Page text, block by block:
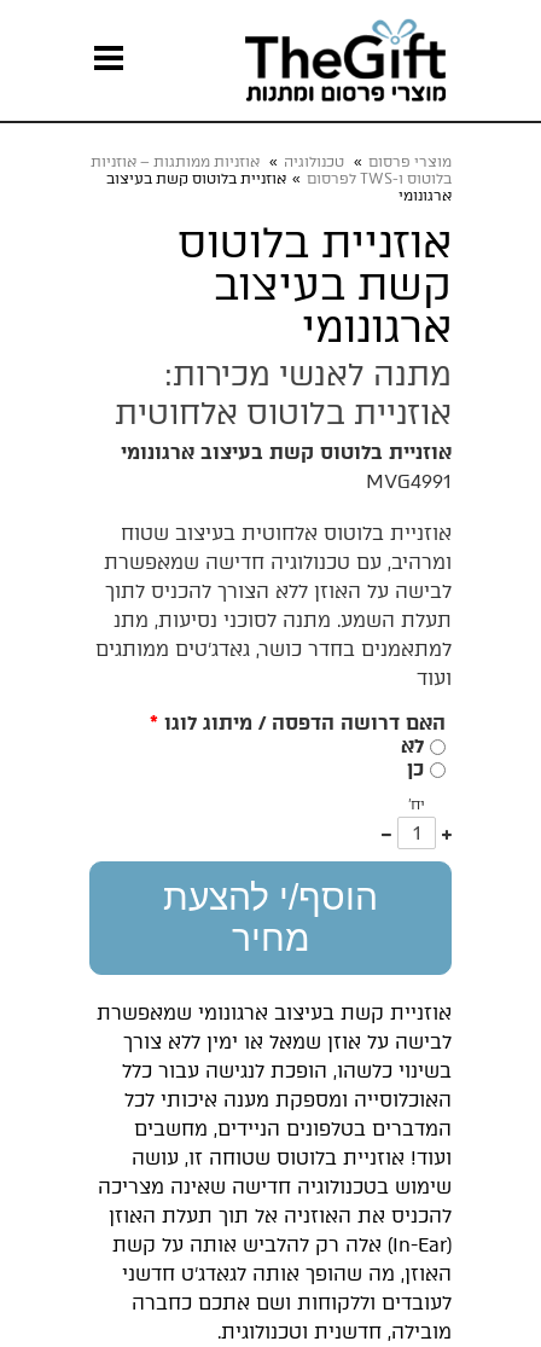
מוצרי פרסום » טכנולוגיה » אוזניות ממותגות – אוזניות
בלוטוס ו-TWS לפרסום
» אוזניית בלוטוס קשת בעיצוב
ארגונומי
אוזניית בלוטוס
קשת בעיצוב
ארגונומי
מתנה לאנשי מכירות:
אוזניית בלוטוס אלחוטית
אוזניית בלוטוס קשת בעיצוב ארגונומי
MVG4991
אוזניית בלוטוס אלחוטית בעיצוב שטוח
ומרהיב, עם טכנולוגיה חדישה שמאפשרת
לבישה על האוזן ללא הצורך להכניס לתוך
תעלת השמע. מתנה לסוכני נסיעות, מתנ
למתאמנים בחדר כושר, גאדג'טים ממותגים
ועוד
האם דרושה הדפסה / מיתוג לוגו *
לא
כן
יח'
עוד
אחד
הוסף/י להצעת
מחיר
אוזניית קשת בעיצוב ארגונומי שמאפשרת
לבישה על אוזן שמאל או ימין ללא צורך
בשינוי כלשהו, הופכת לנגישה עבור כלל
האוכלוסייה ומספקת מענה איכותי לכל
המדברים בטלפונים הניידים, מחשבים
ועוד! אוזניית בלוטוס שטוחה זו, עושה
שימוש בטכנולוגיה חדישה שאינה מצריכה
להכניס את האוזניה אל תוך תעלת האוזן
(In-Ear) אלה רק להלביש אותה על קשת
האוזן, מה שהופך אותה לגאדג'ט חדשני
לעובדים וללקוחות ושם אתכם כחברה
מובילה, חדשנית וטכנולוגית.